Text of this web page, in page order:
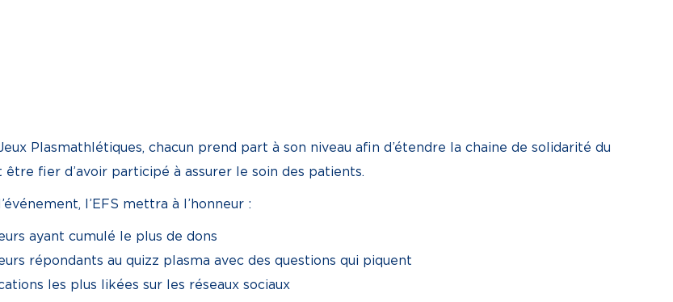
Plasmathlétiques, chacun prend part à son niveau afin d’étendre la chaine de solidarité du
être fier d’avoir participé à assurer le soin des patients.
l’EFS mettra à l’honneur :
ayant cumulé le plus de dons
répondants au quizz plasma avec des questions qui piquent
les plus likées sur les réseaux sociaux